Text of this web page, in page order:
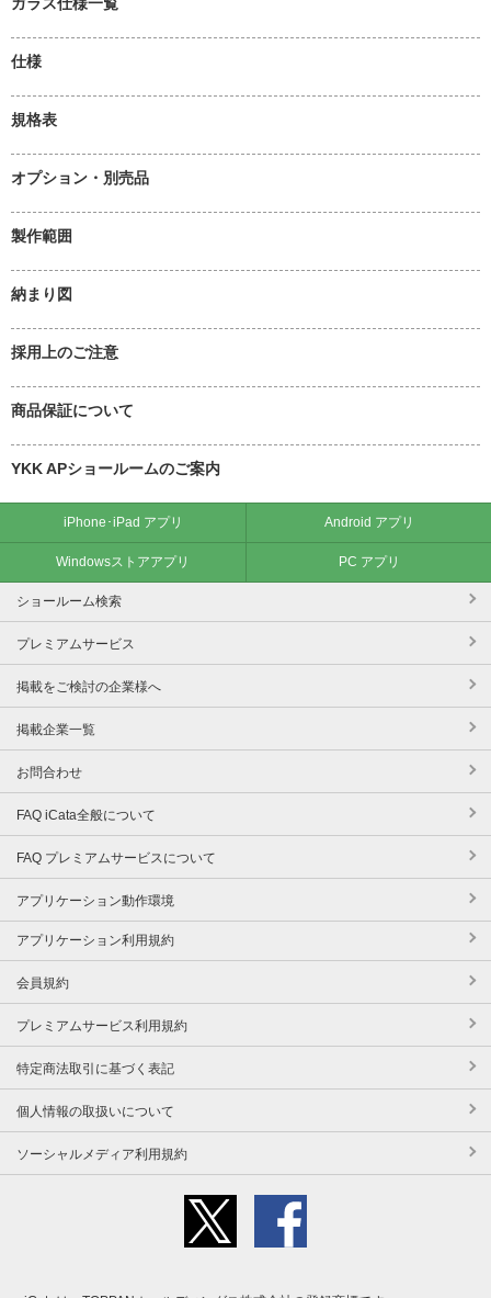
仕様
規格表
オプション・別売品
製作範囲
納まり図
採用上のご注意
商品保証について
YKK APショールームのご案内
iPhone･iPad アプリ Android アプリ
Windowsストアアプリ PC アプリ
ショールーム検索
プレミアムサービス
掲載をご検討の企業様へ
掲載企業一覧
お問合わせ
FAQ iCata全般について
FAQ プレミアムサービスについて
アプリケーション動作環境
アプリケーション利用規約
会員規約
プレミアムサービス利用規約
特定商法取引に基づく表記
個人情報の取扱いについて
ソーシャルメディア利用規約